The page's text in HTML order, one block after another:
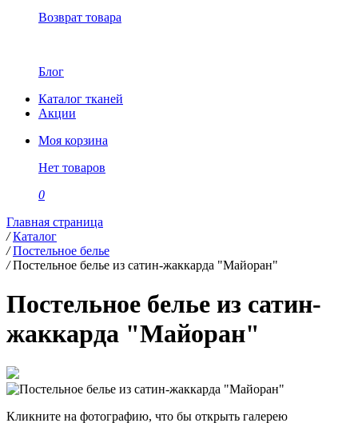
Возврат товара
Блог
Каталог тканей
Акции
Моя корзина
Нет товаров
0
Главная страница
/ Каталог
/ Постельное белье
/ Постельное белье из сатин-жаккарда "Майоран"
Постельное белье из сатин-
жаккарда "Майоран"
Кликните на фотографию, что бы открыть галерею